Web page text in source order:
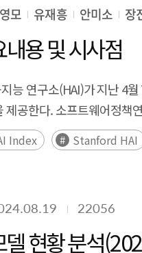
we conducted a
talent and want to
information on
is necessary to prepare
digital talents but
career
talent information. In
settlement, and
global digital talent
모 유재흥 안미소 장
용 및 시사점
능 연구소(HAI)가 지난 4
공한다. 소프트웨어정책
두 주자인 미국과의 경
간 성능 격차가 줄어들어
, 공정성에 대한 신뢰
'AI Index 2025'
Index Stanford HAI
22056
델 현황 분석